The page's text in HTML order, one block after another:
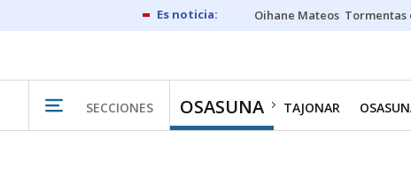
Oihane Mateos Tormentas
SECCIONES OSASUNA TAJONAR